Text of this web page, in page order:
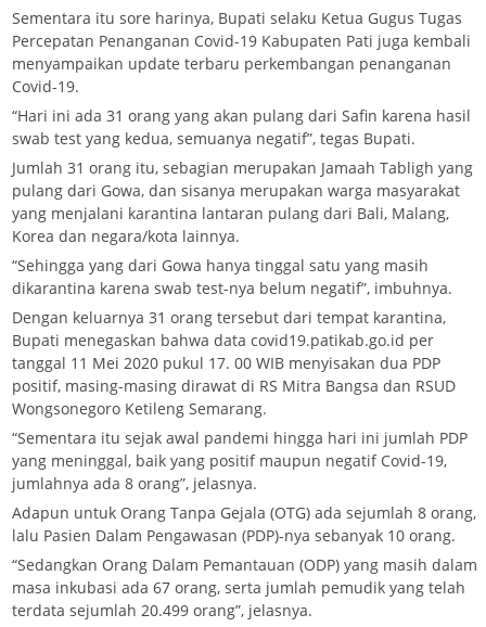
Sementara itu sore harinya, Bupati selaku Ketua Gugus Tugas
Percepatan Penanganan Covid-19 Kabupaten Pati juga kembali
menyampaikan update terbaru perkembangan penanganan
Covid-19.
“Hari ini ada 31 orang yang akan pulang dari Safin karena hasil
swab test yang kedua, semuanya negatif”, tegas Bupati.
Jumlah 31 orang itu, sebagian merupakan Jamaah Tabligh yang
pulang dari Gowa, dan sisanya merupakan warga masyarakat
yang menjalani karantina lantaran pulang dari Bali, Malang,
Korea dan negara/kota lainnya.
“Sehingga yang dari Gowa hanya tinggal satu yang masih
dikarantina karena swab test-nya belum negatif”, imbuhnya.
Dengan keluarnya 31 orang tersebut dari tempat karantina,
Bupati menegaskan bahwa data covid19.patikab.go.id per
tanggal 11 Mei 2020 pukul 17. 00 WIB menyisakan dua PDP
positif, masing-masing dirawat di RS Mitra Bangsa dan RSUD
Wongsonegoro Ketileng Semarang.
“Sementara itu sejak awal pandemi hingga hari ini jumlah PDP
yang meninggal, baik yang positif maupun negatif Covid-19,
jumlahnya ada 8 orang”, jelasnya.
Adapun untuk Orang Tanpa Gejala (OTG) ada sejumlah 8 orang,
lalu Pasien Dalam Pengawasan (PDP)-nya sebanyak 10 orang.
“Sedangkan Orang Dalam Pemantauan (ODP) yang masih dalam
masa inkubasi ada 67 orang, serta jumlah pemudik yang telah
terdata sejumlah 20.499 orang”, jelasnya.